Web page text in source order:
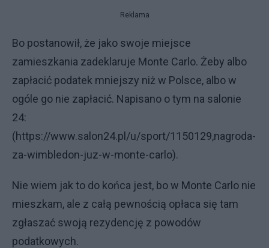
Reklama
Bo postanowił, że jako swoje miejsce
zamieszkania zadeklaruje Monte Carlo. Żeby albo
zapłacić podatek mniejszy niż w Polsce, albo w
ogóle go nie zapłacić. Napisano o tym na salonie
24:
(https://www.salon24.pl/u/sport/1150129,nagroda-
za-wimbledon-juz-w-monte-carlo).
Nie wiem jak to do końca jest, bo w Monte Carlo nie
mieszkam, ale z całą pewnością opłaca się tam
zgłaszać swoją rezydencję z powodów
podatkowych.